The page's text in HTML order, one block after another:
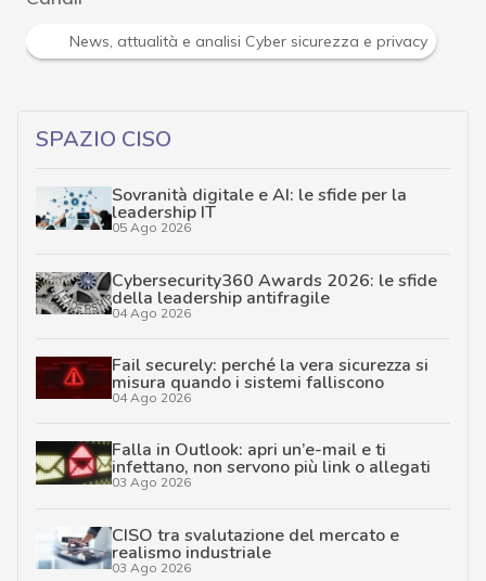
News, attualità e analisi Cyber sicurezza e privacy
SPAZIO CISO
Sovranità digitale e AI: le sfide per la
leadership IT
05 Ago 2026
Cybersecurity360 Awards 2026: le sfide
della leadership antifragile
04 Ago 2026
Fail securely: perché la vera sicurezza si
misura quando i sistemi falliscono
04 Ago 2026
Falla in Outlook: apri un’e-mail e ti
infettano, non servono più link o allegati
03 Ago 2026
CISO tra svalutazione del mercato e
realismo industriale
03 Ago 2026